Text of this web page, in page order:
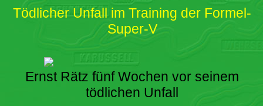
Tödlicher Unfall im Training der Formel-
Super-V
Ernst Rätz fünf Wochen vor seinem
tödlichen Unfall